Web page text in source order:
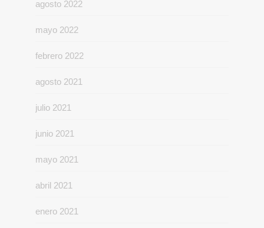
agosto 2022
mayo 2022
febrero 2022
agosto 2021
julio 2021
junio 2021
mayo 2021
abril 2021
enero 2021